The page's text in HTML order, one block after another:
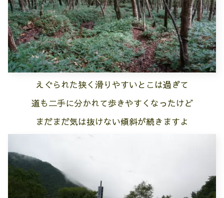
えぐられた狭く滑りやすいとこは過ぎて
道も二手に分かれて歩きやすくなったけど
まだまだ気は抜けない傾斜が続きますよ